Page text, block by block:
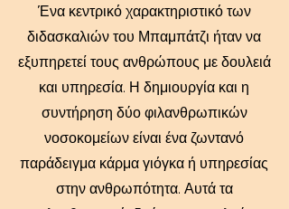
Ένα κεντρικό χαρακτηριστικό των
διδασκαλιών του Μπαμπάτζι ήταν να
εξυπηρετεί τους ανθρώπους με δουλειά
και υπηρεσία. Η δημιουργία και η
συντήρηση δύο φιλανθρωπικών
νοσοκομείων είναι ένα ζωντανό
παράδειγμα κάρμα γιόγκα ή υπηρεσίας
στην ανθρωπότητα. Αυτά τα